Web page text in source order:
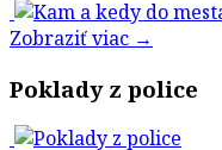
Zobraziť viac →
Poklady z police